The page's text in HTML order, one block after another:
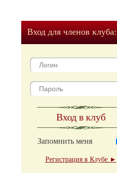
Вход для членов клуба:
Вход в клуб
Запомнить меня
Регистрация в Клубе ►